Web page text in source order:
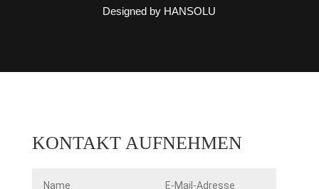
Designed by HANSOLU
KONTAKT AUFNEHMEN